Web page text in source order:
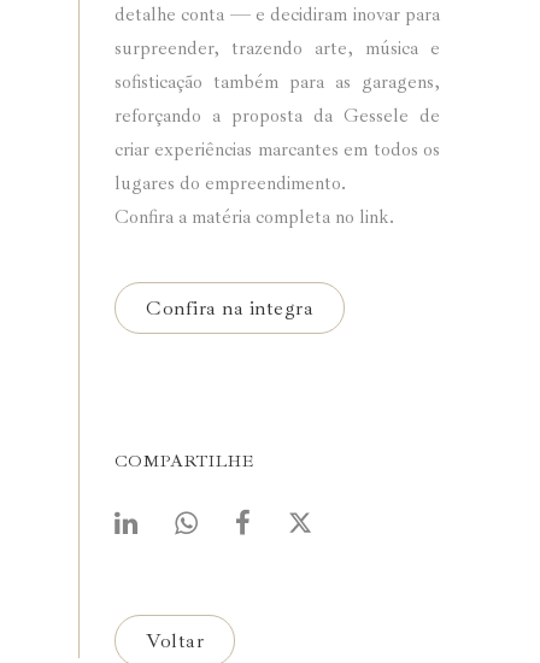
detalhe conta — e decidiram inovar para
surpreender, trazendo arte, música e
sofisticação também para as garagens,
reforçando a proposta da Gessele de
criar experiências marcantes em todos os
lugares do empreendimento.
Confira a matéria completa no link.
Confira na integra
COMPARTILHE
Voltar